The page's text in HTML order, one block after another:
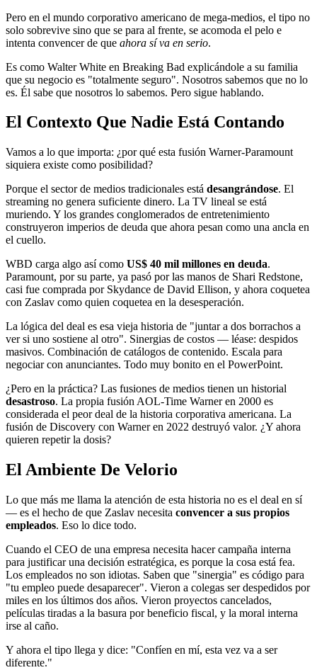
Pero en el mundo corporativo americano de mega-medios, el tipo no
solo sobrevive sino que se para al frente, se acomoda el pelo e
intenta convencer de que ahora sí va en serio.
Es como Walter White en Breaking Bad explicándole a su familia
que su negocio es "totalmente seguro". Nosotros sabemos que no lo
es. Él sabe que nosotros lo sabemos. Pero sigue hablando.
El Contexto Que Nadie Está Contando
Vamos a lo que importa: ¿por qué esta fusión Warner-Paramount
siquiera existe como posibilidad?
Porque el sector de medios tradicionales está desangrándose. El
streaming no genera suficiente dinero. La TV lineal se está
muriendo. Y los grandes conglomerados de entretenimiento
construyeron imperios de deuda que ahora pesan como una ancla en
el cuello.
WBD carga algo así como US$ 40 mil millones en deuda.
Paramount, por su parte, ya pasó por las manos de Shari Redstone,
casi fue comprada por Skydance de David Ellison, y ahora coquetea
con Zaslav como quien coquetea en la desesperación.
La lógica del deal es esa vieja historia de "juntar a dos borrachos a
ver si uno sostiene al otro". Sinergias de costos — léase: despidos
masivos. Combinación de catálogos de contenido. Escala para
negociar con anunciantes. Todo muy bonito en el PowerPoint.
¿Pero en la práctica? Las fusiones de medios tienen un historial
desastroso. La propia fusión AOL-Time Warner en 2000 es
considerada el peor deal de la historia corporativa americana. La
fusión de Discovery con Warner en 2022 destruyó valor. ¿Y ahora
quieren repetir la dosis?
El Ambiente De Velorio
Lo que más me llama la atención de esta historia no es el deal en sí
— es el hecho de que Zaslav necesita convencer a sus propios
empleados. Eso lo dice todo.
Cuando el CEO de una empresa necesita hacer campaña interna
para justificar una decisión estratégica, es porque la cosa está fea.
Los empleados no son idiotas. Saben que "sinergia" es código para
"tu empleo puede desaparecer". Vieron a colegas ser despedidos por
miles en los últimos dos años. Vieron proyectos cancelados,
películas tiradas a la basura por beneficio fiscal, y la moral interna
irse al caño.
Y ahora el tipo llega y dice: "Confíen en mí, esta vez va a ser
diferente."